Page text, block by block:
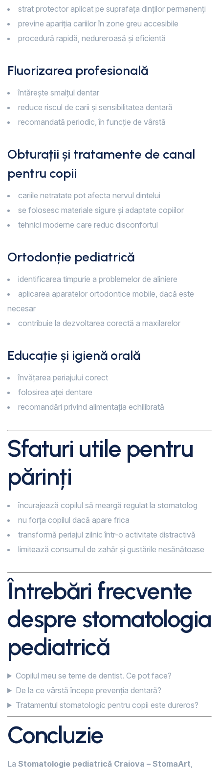
strat protector aplicat pe suprafața dinților permanenți
previne apariția cariilor în zone greu accesibile
procedură rapidă, nedureroasă și eficientă
Fluorizarea profesională
întărește smalțul dentar
reduce riscul de carii și sensibilitatea dentară
recomandată periodic, în funcție de vârstă
Obturații și tratamente de canal
pentru copii
cariile netratate pot afecta nervul dintelui
se folosesc materiale sigure și adaptate copiilor
tehnici moderne care reduc disconfortul
Ortodonție pediatrică
identificarea timpurie a problemelor de aliniere
aplicarea aparatelor ortodontice mobile, dacă este
necesar
contribuie la dezvoltarea corectă a maxilarelor
Educație și igienă orală
învățarea periajului corect
folosirea aței dentare
recomandări privind alimentația echilibrată
Sfaturi utile pentru
părinți
încurajează copilul să meargă regulat la stomatolog
nu forța copilul dacă apare frica
transformă periajul zilnic într-o activitate distractivă
limitează consumul de zahăr și gustările nesănătoase
Întrebări frecvente
despre stomatologia
pediatrică
Copilul meu se teme de dentist. Ce pot face?
De la ce vârstă începe prevenția dentară?
Tratamentul stomatologic pentru copii este dureros?
Concluzie
La Stomatologie pediatrică Craiova – StomaArt,